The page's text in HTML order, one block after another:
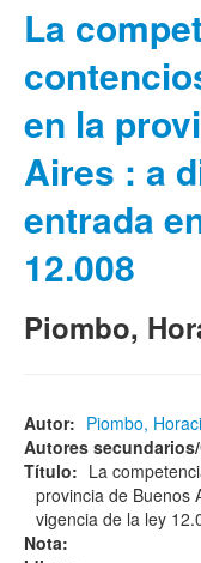
La
en la
Aires : a
entrada
12.008
Piombo,
Autor: Piombo,
Autores
Título: La
provincia de Buenos
vigencia de la ley
Nota: